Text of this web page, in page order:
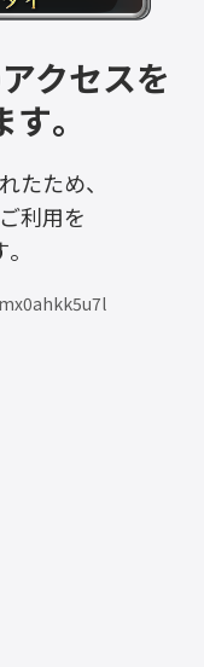
クセスを
。
たため、
利用を